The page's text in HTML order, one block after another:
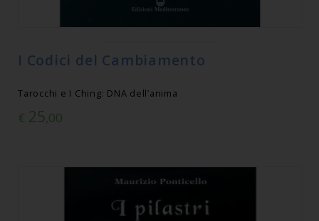
I Codici del Cambiamento
Tarocchi e I Ching: DNA dell’anima
€ 25,00